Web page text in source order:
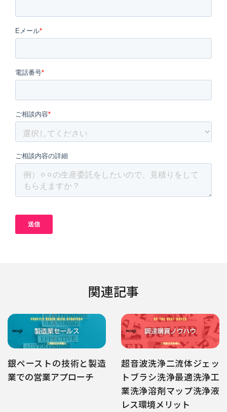
関連記事
銀ペーストの技術と製造
業での営業アプローチ
超音波洗浄二流体ジェッ
トブラシ洗浄最適洗浄工
業洗浄溶剤マップ洗浄液
レス環境メリット